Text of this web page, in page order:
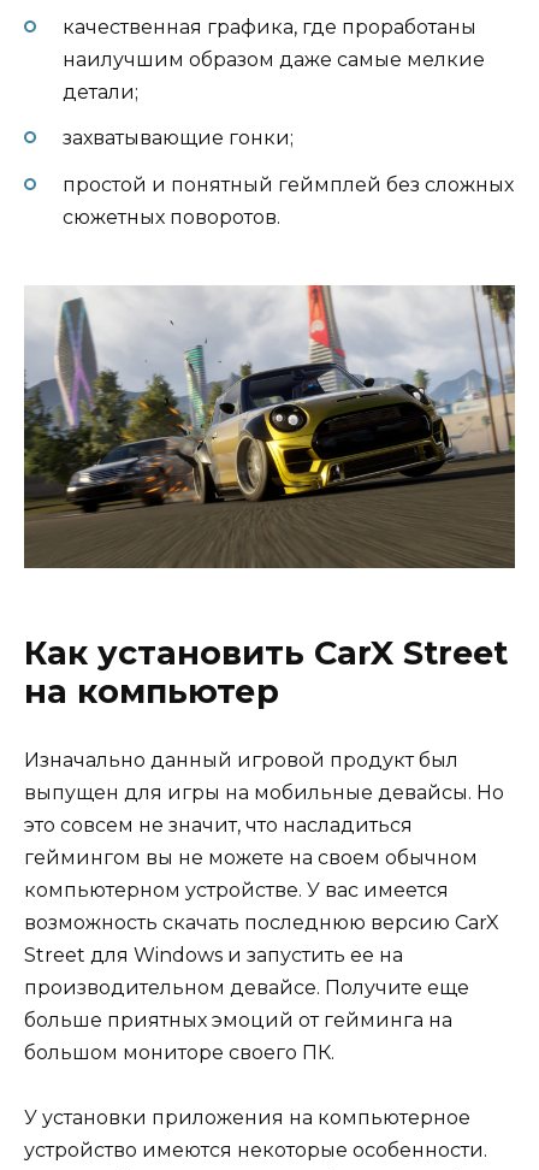
качественная графика, где проработаны
наилучшим образом даже самые мелкие
детали;
захватывающие гонки;
простой и понятный геймплей без сложных
сюжетных поворотов.
Как установить CarX Street
на компьютер
Изначально данный игровой продукт был
выпущен для игры на мобильные девайсы. Но
это совсем не значит, что насладиться
геймингом вы не можете на своем обычном
компьютерном устройстве. У вас имеется
возможность скачать последнюю версию CarX
Street для Windows и запустить ее на
производительном девайсе. Получите еще
больше приятных эмоций от гейминга на
большом мониторе своего ПК.
У установки приложения на компьютерное
устройство имеются некоторые особенности.